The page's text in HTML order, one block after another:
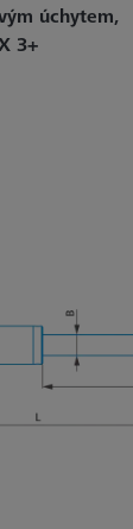
úchytem,
3+